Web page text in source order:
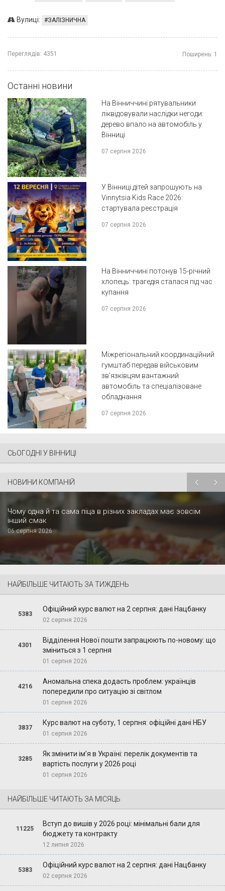
Вулиці: ЗАЛІЗНИЧНА
Переглядів: 4351 Поширень: 1
Останні новини
На Вінниччині рятувальники
ліквідовували наслідки негоди:
дерево впало на автомобіль у
Вінниці
07 серпня 2026
У Вінниці дітей запрошують на
Vinnytsia Kids Race 2026:
стартувала реєстрація
07 серпня 2026
На Вінниччині потонув 15-річний
хлопець: трагедія сталася під час
купання
07 серпня 2026
Міжрегіональний координаційний
гумштаб передав військовим
зв’язківцям вантажний
автомобіль та спеціалізоване
обладнання
07 серпня 2026
СЬОГОДНІ У ВІННИЦІ
НОВИНИ КОМПАНІЙ
Чому одна й та сама піца в різних закладах має зовсім
інший смак
06 серпня 2026
НАЙБІЛЬШЕ ЧИТАЮТЬ ЗА ТИЖДЕНЬ
5383
Офіційний курс валют на 2 серпня: дані Нацбанку
02 серпня 2026
4301
Відділення Нової пошти запрацюють по-новому: що
зміниться з 1 серпня
01 серпня 2026
4216
Аномальна спека додасть проблем: українців
попередили про ситуацію зі світлом
01 серпня 2026
3837
Курс валют на суботу, 1 серпня: офіційні дані НБУ
01 серпня 2026
3285
Як змінити ім’я в Україні: перелік документів та
вартість послуги у 2026 році
01 серпня 2026
НАЙБІЛЬШЕ ЧИТАЮТЬ ЗА МІСЯЦЬ
11225
Вступ до вишів у 2026 році: мінімальні бали для
бюджету та контракту
12 липня 2026
5383
Офіційний курс валют на 2 серпня: дані Нацбанку
02 серпня 2026